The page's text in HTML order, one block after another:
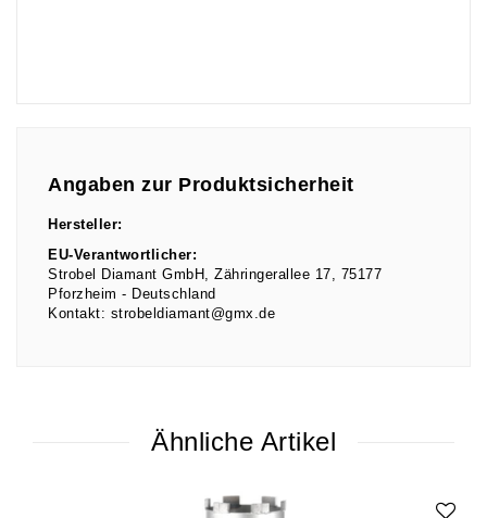
Angaben zur Produktsicherheit
Hersteller:
EU-Verantwortlicher:
Strobel Diamant GmbH
Zähringerallee 17
75177
Pforzheim
Deutschland
Kontakt: strobeldiamant@gmx.de
Ähnliche Artikel